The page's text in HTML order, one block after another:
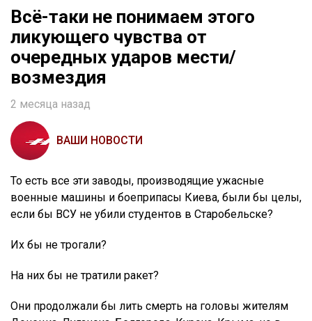
Всё-таки не понимаем этого
ликующего чувства от
очередных ударов мести/
возмездия
2 месяца назад
ВАШИ НОВОСТИ
То есть все эти заводы, производящие ужасные
военные машины и боеприпасы Киева, были бы целы,
если бы ВСУ не убили студентов в Старобельске?
Их бы не трогали?
На них бы не тратили ракет?
Они продолжали бы лить смерть на головы жителям